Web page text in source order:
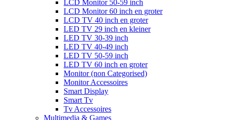
LCD Monitor 50-59 inch
LCD Monitor 60 inch en groter
LCD TV 40 inch en groter
LED TV 29 inch en kleiner
LED TV 30-39 inch
LED TV 40-49 inch
LED TV 50-59 inch
LED TV 60 inch en groter
Monitor (non Categorised)
Monitor Accessoires
Smart Display
Smart Tv
Tv Accessoires
Multimedia & Games